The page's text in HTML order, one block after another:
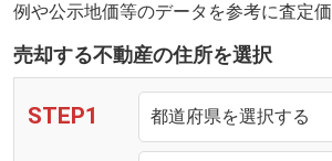
例や公示地価等のデータを参考に査定価
売却する不動産の住所を選択
STEP1